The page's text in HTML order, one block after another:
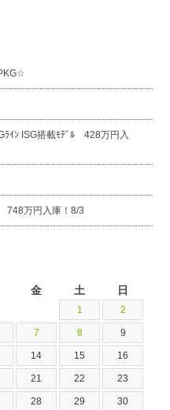
ﾗｲﾝ ISG搭載ﾓﾃﾞﾙ 428万円入
748万円入庫！8/3
金 土 日
1 2
7 8 9
14 15 16
21 22 23
28 29 30